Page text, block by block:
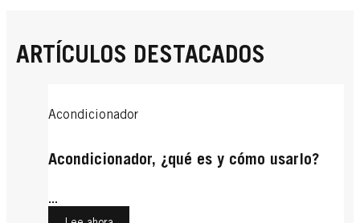
ARTÍCULOS DESTACADOS
Acondicionador
Acondicionador, ¿qué es y cómo usarlo?
...